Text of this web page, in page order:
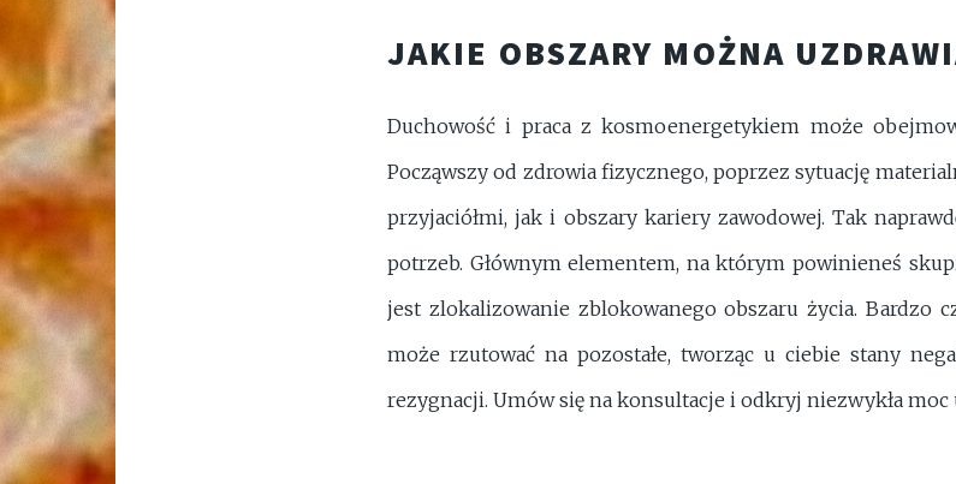
JAKIE OBSZARY MOŻNA
Duchowość i praca z kosmoenergetykiem może
Począwszy od zdrowia fizycznego, poprzez sytuację
przyjaciółmi, jak i obszary kariery zawodowej. Tak
potrzeb. Głównym elementem, na którym powinieneś
jest zlokalizowanie zblokowanego obszaru życia. Bardzo
może rzutować na pozostałe, tworząc u ciebie stany
rezygnacji. Umów się na konsultacje i odkryj niezwykła